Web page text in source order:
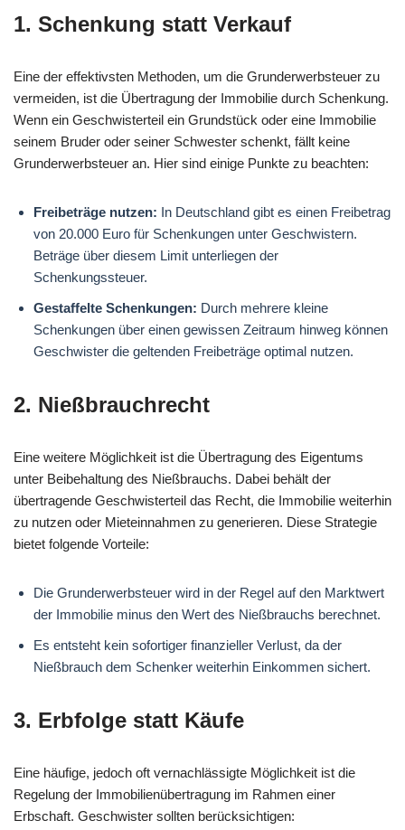
1. Schenkung statt Verkauf
Eine der effektivsten Methoden, um die Grunderwerbsteuer zu
vermeiden, ist die Übertragung der Immobilie durch Schenkung.
Wenn ein Geschwisterteil ein Grundstück oder eine Immobilie
seinem Bruder oder seiner Schwester schenkt, fällt keine
Grunderwerbsteuer an. Hier sind einige Punkte zu beachten:
Freibeträge nutzen: In Deutschland gibt es einen Freibetrag
von 20.000 Euro für Schenkungen unter Geschwistern.
Beträge über diesem Limit unterliegen der
Schenkungssteuer.
Gestaffelte Schenkungen: Durch mehrere kleine
Schenkungen über einen gewissen Zeitraum hinweg können
Geschwister die geltenden Freibeträge optimal nutzen.
2. Nießbrauchrecht
Eine weitere Möglichkeit ist die Übertragung des Eigentums
unter Beibehaltung des Nießbrauchs. Dabei behält der
übertragende Geschwisterteil das Recht, die Immobilie weiterhin
zu nutzen oder Mieteinnahmen zu generieren. Diese Strategie
bietet folgende Vorteile:
Die Grunderwerbsteuer wird in der Regel auf den Marktwert
der Immobilie minus den Wert des Nießbrauchs berechnet.
Es entsteht kein sofortiger finanzieller Verlust, da der
Nießbrauch dem Schenker weiterhin Einkommen sichert.
3. Erbfolge statt Käufe
Eine häufige, jedoch oft vernachlässigte Möglichkeit ist die
Regelung der Immobilienübertragung im Rahmen einer
Erbschaft. Geschwister sollten berücksichtigen: